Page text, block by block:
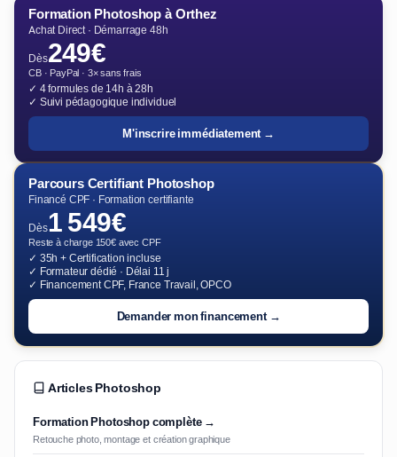
Formation Photoshop à Orthez
Achat Direct · Démarrage 48h
Dès249€
CB · PayPal · 3× sans frais
✓ 4 formules de 14h à 28h
✓ Suivi pédagogique individuel
M'inscrire immédiatement →
Parcours Certifiant Photoshop
Financé CPF · Formation certifiante
Dès1 549€
Reste à charge 150€ avec CPF
✓ 35h + Certification incluse
✓ Formateur dédié · Délai 11 j
✓ Financement CPF, France Travail, OPCO
Demander mon financement →
Articles Photoshop
Formation Photoshop complète →
Retouche photo, montage et création graphique